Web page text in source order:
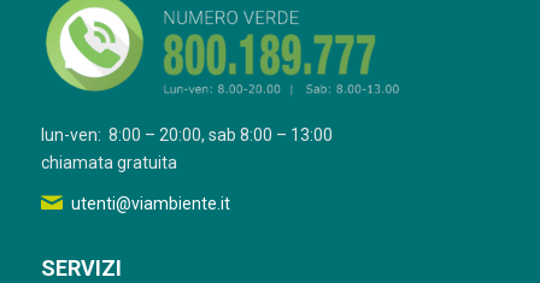
lun-ven: 8:00 – 20:00, sab 8:00 – 13:00
chiamata gratuita
utenti@viambiente.it
SERVIZI